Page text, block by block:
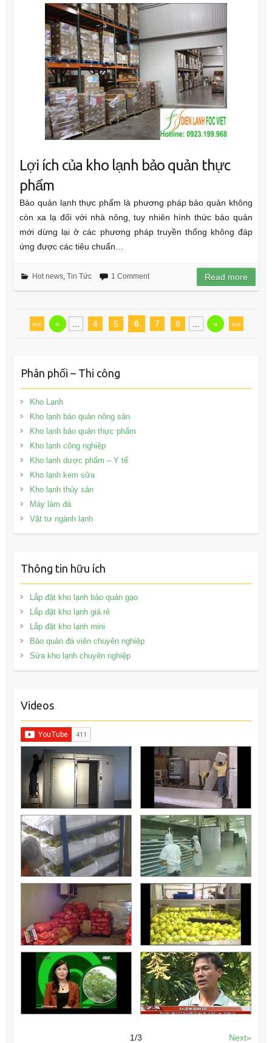
Lợi ích của kho lạnh bảo quản thực
phẩm
Bảo quản lạnh thực phẩm là phương pháp bảo quản không
còn xa lạ đối với nhà nông, tuy nhiên hình thức bảo quản
mới dừng lại ở các phương pháp truyền thống không đáp
ứng được các tiêu chuẩn…
Hot news, Tin Tức 1 Comment Read more
«« « 4 5 6 7 8 » »»
Phân phối – Thi công
Kho Lạnh
Kho lạnh bảo quản nông sản
Kho lạnh bảo quản thực phẩm
Kho lạnh công nghiệp
Kho lạnh dược phẩm – Y tế
Kho lạnh kem sữa
Kho lạnh thủy sản
Máy làm đá
Vật tư ngành lạnh
Thông tin hữu ích
Lắp đặt kho lạnh bảo quản gạo
Lắp đặt kho lạnh giá rẻ
Lắp đặt kho lạnh mini
Bảo quản đá viên chuyên nghiệp
Sửa kho lạnh chuyên nghiệp
Videos
1/3 Next»